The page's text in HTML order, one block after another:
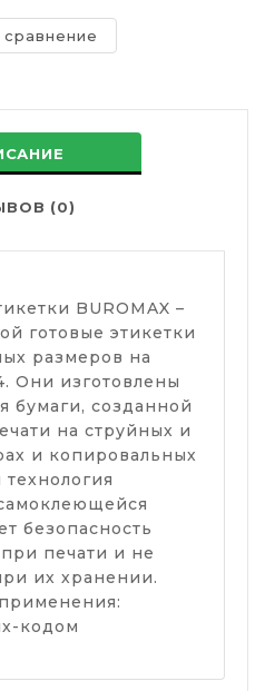
сравнение
(0)
BUROMAX –
готовые этикетки
размеров на
Они изготовлены
бумаги, созданной
на струйных и
и копировальных
безопасность
печати и не
их хранении.
кодом